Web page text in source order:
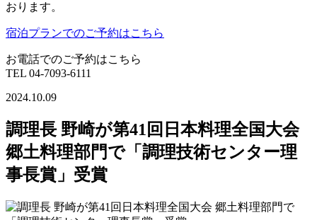
おります。
宿泊プランでのご予約はこちら
お電話でのご予約はこちら
TEL 04-7093-6111
2024.10.09
調理長 野崎が第41回日本料理全国大会
郷土料理部門で「調理技術センター理
事長賞」受賞